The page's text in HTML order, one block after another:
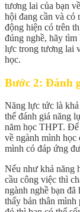
tương lai của bạn
hội đang cần và có
động hiện có trên
đúng nghề, hãy tìm
lực trong tương lai
học.
Bước 2: Đánh
Năng lực tức là
thể đánh giá năng
năm học THPT.
về ngành mình học
mình có đáp ứng
Nếu như khả năng
cầu công việc thì
ngành nghề bạn
thấy bản thân